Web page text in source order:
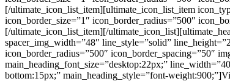
[/ultimate_icon_list_item][ultimate_icon_list_item
icon_border_size=”1″ icon_border_radius=”500″
[/ultimate_icon_list_item][/
spacer_img_width=”48″ line_style=”solid”
icon_border_radius=”500″ icon_border_spacing=”50″
main_heading_font_size=”desktop:22px;”
bottom:15px;” main_heading_style=”font-